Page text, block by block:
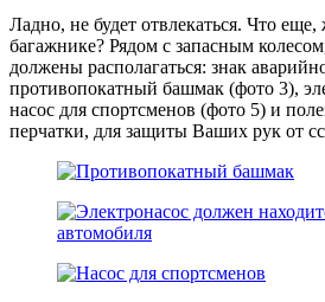
Ладно, не будет отвлекаться. Что еще,
багажнике? Рядом с запасным
должены располагаться: знак
противопокатный башмак (фото 3),
насос для спортсменов (фото 5) и
перчатки, для защиты Ваших рук от